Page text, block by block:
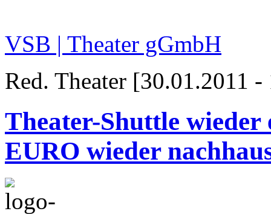
VSB | Theater gGmbH
Red. Theater [30.01.2011
Theater-Shuttle
EURO wieder